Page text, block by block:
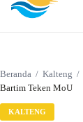
Beranda / Kalteng /
Bartim Teken MoU
KALTENG